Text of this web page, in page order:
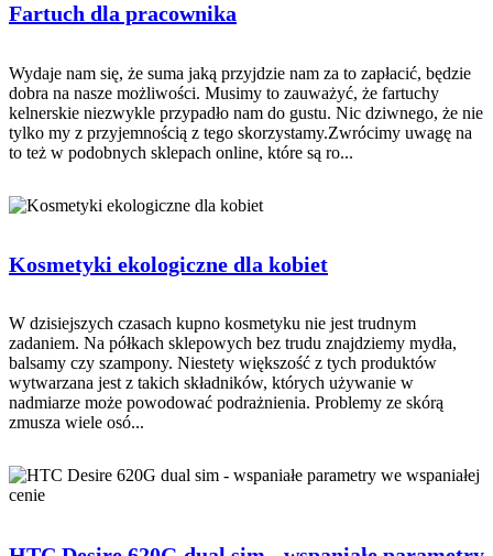
Fartuch dla pracownika
Wydaje nam się, że suma jaką przyjdzie nam za to zapłacić, będzie
dobra na nasze możliwości. Musimy to zauważyć, że fartuchy
kelnerskie niezwykle przypadło nam do gustu. Nic dziwnego, że nie
tylko my z przyjemnością z tego skorzystamy.Zwrócimy uwagę na
to też w podobnych sklepach online, które są ro...
Kosmetyki ekologiczne dla kobiet
W dzisiejszych czasach kupno kosmetyku nie jest trudnym
zadaniem. Na półkach sklepowych bez trudu znajdziemy mydła,
balsamy czy szampony. Niestety większość z tych produktów
wytwarzana jest z takich składników, których używanie w
nadmiarze może powodować podrażnienia. Problemy ze skórą
zmusza wiele osó...